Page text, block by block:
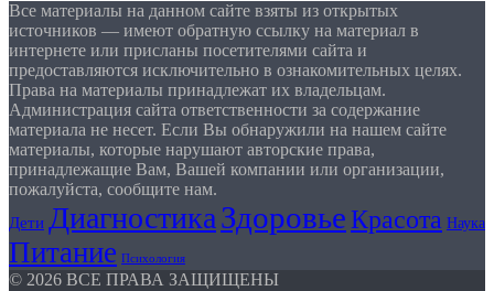
Все материалы на данном сайте взяты из открытых
источников — имеют обратную ссылку на материал в
интернете или присланы посетителями сайта и
предоставляются исключительно в ознакомительных целях.
Права на материалы принадлежат их владельцам.
Администрация сайта ответственности за содержание
материала не несет. Если Вы обнаружили на нашем сайте
материалы, которые нарушают авторские права,
принадлежащие Вам, Вашей компании или организации,
пожалуйста, сообщите нам.
Дети ДиагностикаЗдоровьеКрасота Наука
Питание Психология
© 2026 ВСЕ ПРАВА ЗАЩИЩЕНЫ